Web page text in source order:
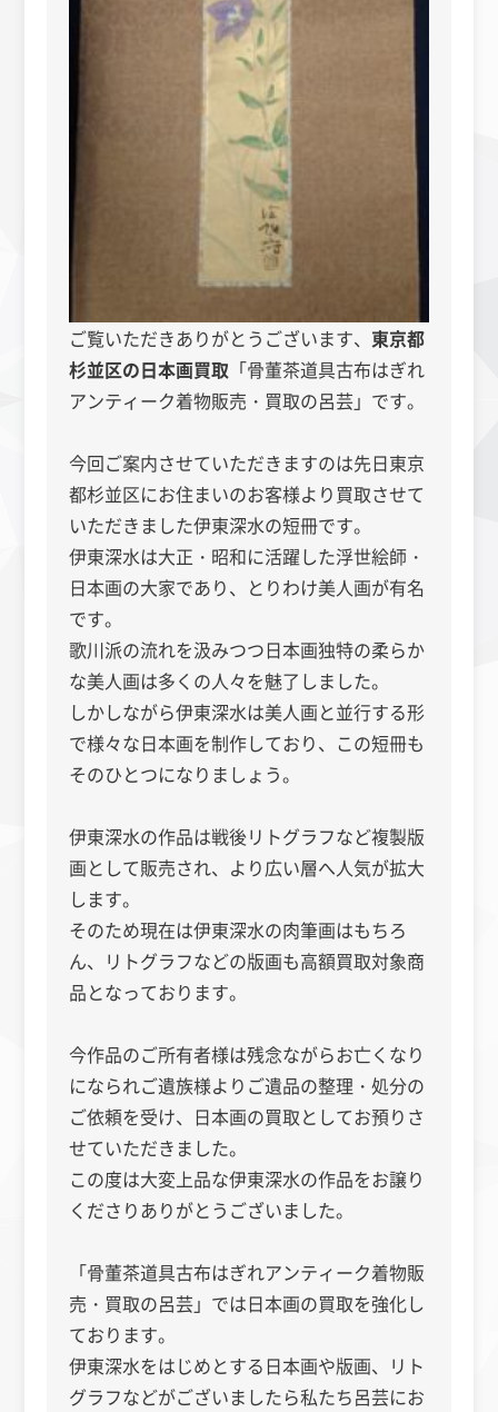
ご覧いただきありがとうございます、 東京都
杉並区の日本画買取 「骨董茶道具古布はぎれ
アンティーク着物販売・買取の呂芸」です。
今回ご案内させていただきますのは先日東京
都杉並区にお住まいのお客様より買取させて
いただきました伊東深水の短冊です。
伊東深水は大正・昭和に活躍した浮世絵師・
日本画の大家であり、とりわけ美人画が有名
です。
歌川派の流れを汲みつつ日本画独特の柔らか
な美人画は多くの人々を魅了しました。
しかしながら伊東深水は美人画と並行する形
で様々な日本画を制作しており、この短冊も
そのひとつになりましょう。
伊東深水の作品は戦後リトグラフなど複製版
画として販売され、より広い層へ人気が拡大
します。
そのため現在は伊東深水の肉筆画はもちろ
ん、リトグラフなどの版画も高額買取対象商
品となっております。
今作品のご所有者様は残念ながらお亡くなり
になられご遺族様よりご遺品の整理・処分の
ご依頼を受け、日本画の買取としてお預りさ
せていただきました。
この度は大変上品な伊東深水の作品をお譲り
くださりありがとうございました。
「骨董茶道具古布はぎれアンティーク着物販
売・買取の呂芸」 では日本画の買取を強化し
ております。
伊東深水をはじめとする日本画や版画、リト
グラフなどがございましたら私たち呂芸にお